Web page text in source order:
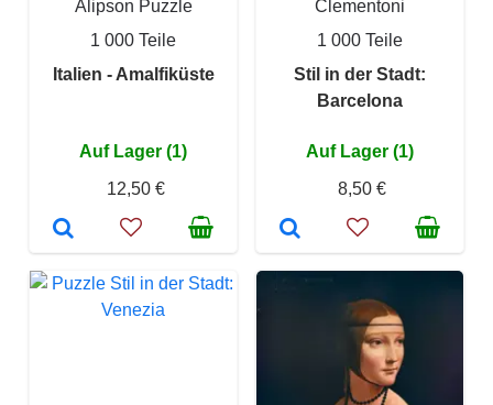
Alipson Puzzle
1 000 Teile
Italien - Amalfiküste
Auf Lager (1)
12,50 €
Clementoni
1 000 Teile
Stil in der Stadt:
Barcelona
Auf Lager (1)
8,50 €